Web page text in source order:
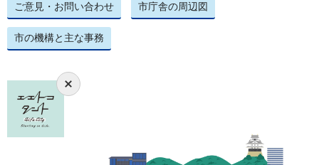
ご意見・お問い合わせ 市庁舎の周辺図
市の機構と主な事務